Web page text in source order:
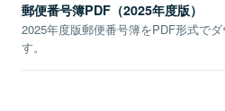
郵便番号簿PDF（2025年度版）
2025年度版郵便番号簿をPDF形式で
す。